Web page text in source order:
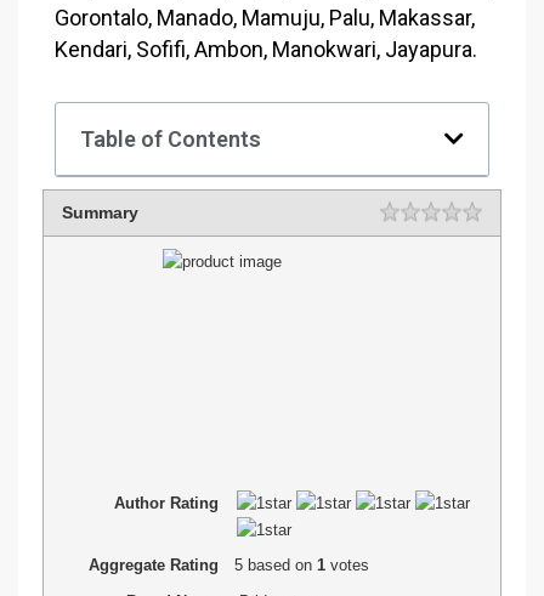
Gorontalo, Manado, Mamuju, Palu, Makassar,
Kendari, Sofifi, Ambon, Manokwari, Jayapura.
Table of Contents
Summary
Author Rating
Aggregate Rating 5based on 1votes